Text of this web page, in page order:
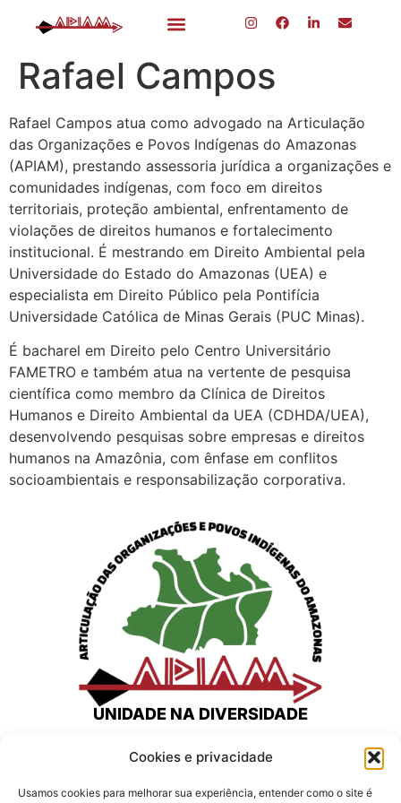
Cookies e privacidade
Usamos cookies para melhorar sua experiência, entender como o site é
Rafael Campos
Rafael Campos atua como advogado na Articulação
das Organizações e Povos Indígenas do Amazonas
(APIAM), prestando assessoria jurídica a organizações e
comunidades indígenas, com foco em direitos
territoriais, proteção ambiental, enfrentamento de
violações de direitos humanos e fortalecimento
institucional. É mestrando em Direito Ambiental pela
Universidade do Estado do Amazonas (UEA) e
especialista em Direito Público pela Pontifícia
Universidade Católica de Minas Gerais (PUC Minas).
É bacharel em Direito pelo Centro Universitário
FAMETRO e também atua na vertente de pesquisa
científica como membro da Clínica de Direitos
Humanos e Direito Ambiental da UEA (CDHDA/UEA),
desenvolvendo pesquisas sobre empresas e direitos
humanos na Amazônia, com ênfase em conflitos
socioambientais e responsabilização corporativa.
UNIDADE NA DIVERSIDADE
Home